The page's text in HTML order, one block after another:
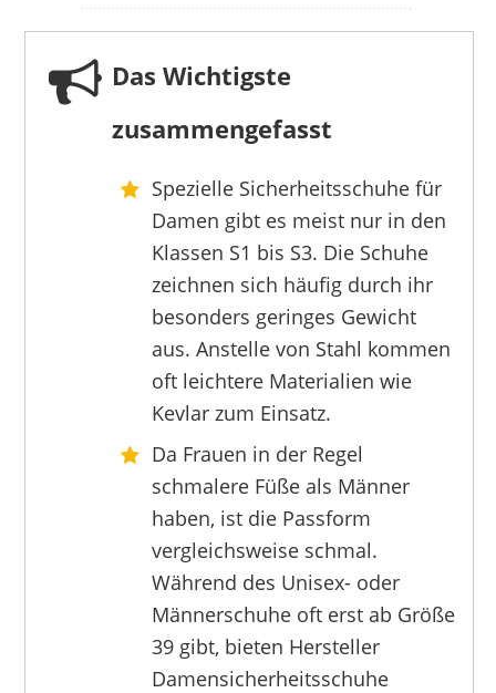
UVEX
123,99 €95,99 €*
ELTEN
43,93 €*
Das Wichtigste
zusammengefasst
Spezielle Sicherheitsschuhe für
Damen gibt es meist nur in den
Klassen S1 bis S3. Die Schuhe
zeichnen sich häufig durch ihr
besonders geringes Gewicht
aus. Anstelle von Stahl kommen
oft leichtere Materialien wie
Kevlar zum Einsatz.
Da Frauen in der Regel
schmalere Füße als Männer
haben, ist die Passform
vergleichsweise schmal.
Während des Unisex- oder
Männerschuhe oft erst ab Größe
39 gibt, bieten Hersteller
Damensicherheitsschuhe